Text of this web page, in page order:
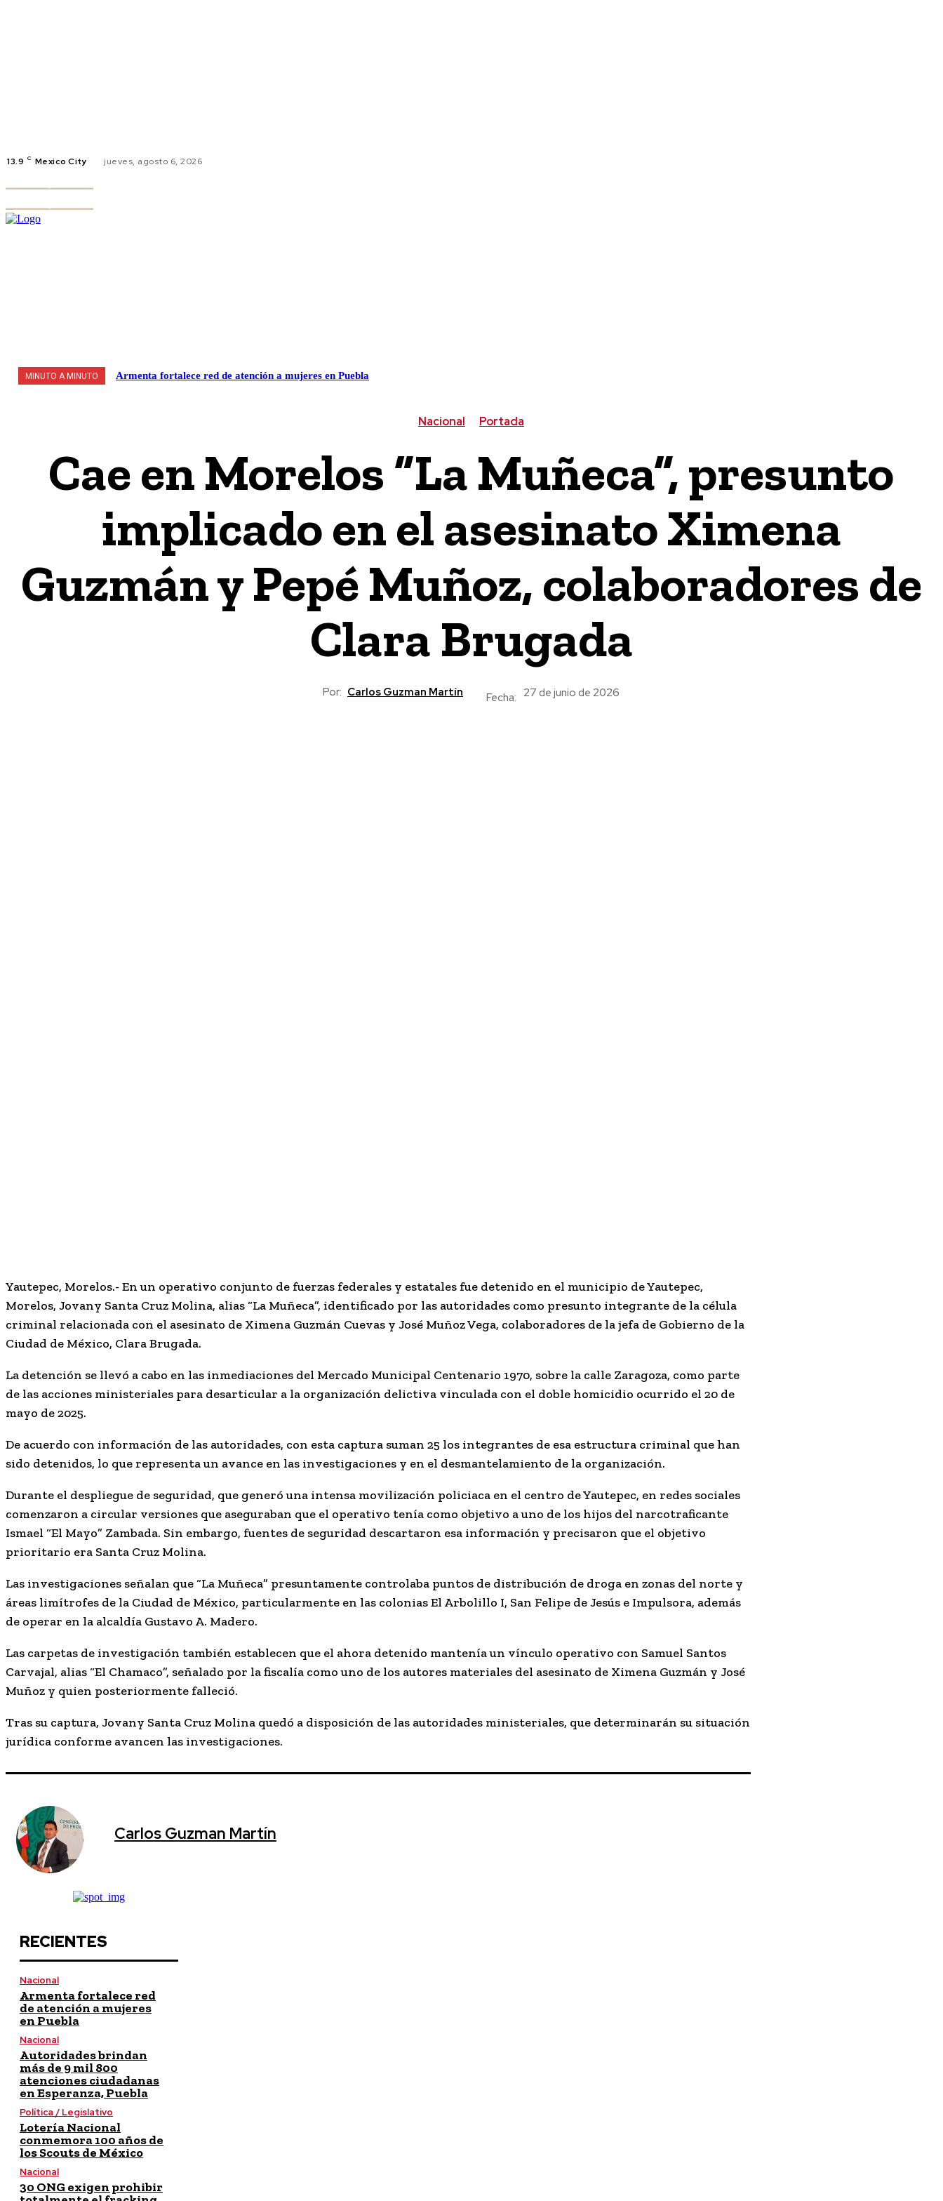
13.9 C Mexico City jueves, agosto 6, 2026
MINUTO A MINUTO Armenta fortalece red de atención a mujeres en Puebla
Nacional Portada
Cae en Morelos “La Muñeca”, presunto
implicado en el asesinato Ximena
Guzmán y Pepé Muñoz, colaboradores de
Clara Brugada
Por: Carlos Guzman Martín Fecha: 27 de junio de 2026
Yautepec, Morelos.- En un operativo conjunto de fuerzas federales y estatales fue detenido en el municipio de Yautepec,
Morelos, Jovany Santa Cruz Molina, alias“La Muñeca”, identificado por las autoridades como presunto integrante de la célula
criminal relacionada con el asesinato de Ximena Guzmán Cuevas y José Muñoz Vega, colaboradores de la jefa de Gobierno de la
Ciudad de México, Clara Brugada.
La detención se llevó a cabo en las inmediaciones del Mercado Municipal Centenario 1970, sobre la calle Zaragoza, como parte
de las acciones ministeriales para desarticular a la organización delictiva vinculada con el doble homicidio ocurrido el 20 de
mayo de 2025.
De acuerdo con información de las autoridades, con esta captura suman 25 los integrantes de esa estructura criminal que han
sido detenidos, lo que representa un avance en las investigaciones y en el desmantelamiento de la organización.
Durante el despliegue de seguridad, que generó una intensa movilización policiaca en el centro de Yautepec, en redes sociales
comenzaron a circular versiones que aseguraban que el operativo tenía como objetivo a uno de los hijos del narcotraficante
Ismael “El Mayo” Zambada. Sin embargo, fuentes de seguridad descartaron esa información y precisaron que el objetivo
prioritario era Santa Cruz Molina.
Las investigaciones señalan que “La Muñeca” presuntamente controlaba puntos de distribución de droga en zonas del norte y
áreas limítrofes de la Ciudad de México, particularmente en las colonias El Arbolillo I, San Felipe de Jesús e Impulsora, además
de operar en la alcaldía Gustavo A. Madero.
Las carpetas de investigación también establecen que el ahora detenido mantenía un vínculo operativo con Samuel Santos
Carvajal, alias“El Chamaco”, señalado por la fiscalía como uno de los autores materiales del asesinato de Ximena Guzmán y José
Muñoz y quien posteriormente falleció.
Tras su captura, Jovany Santa Cruz Molina quedó a disposición de las autoridades ministeriales, que determinarán su situación
jurídica conforme avancen las investigaciones.
Carlos Guzman Martín
RECIENTES
Nacional
Armenta fortalece red
de atención a mujeres
en Puebla
Nacional
Autoridades brindan
más de 9 mil 800
atenciones ciudadanas
en Esperanza, Puebla
Política / Legislativo
Lotería Nacional
conmemora 100 años de
los Scouts de México
Nacional
30 ONG exigen prohibir